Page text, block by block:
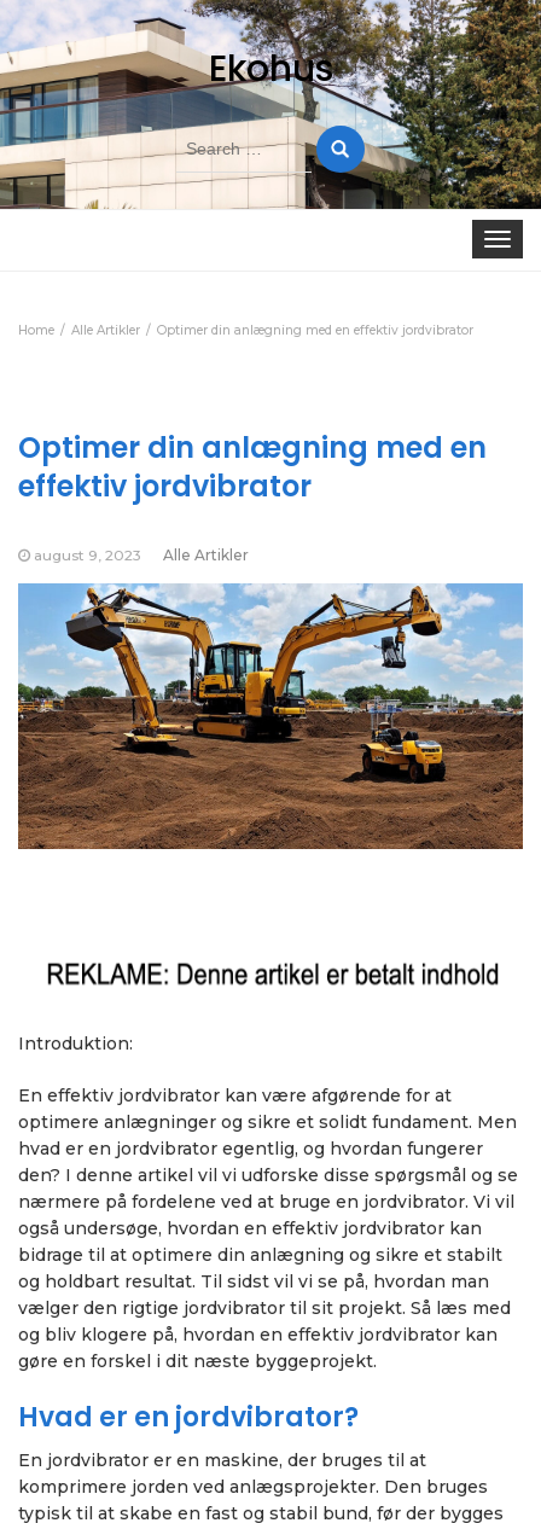
Ekohus
Search
Toggle
Home Alle Artikler Optimer din anlægning med en effektiv jordvibrator
Optimer din anlægning med en
effektiv jordvibrator
august 9, 2023 Alle Artikler
Introduktion:
En effektiv jordvibrator kan være afgørende for at
optimere anlægninger og sikre et solidt fundament. Men
hvad er en jordvibrator egentlig, og hvordan fungerer
den? I denne artikel vil vi udforske disse spørgsmål og se
nærmere på fordelene ved at bruge en jordvibrator. Vi vil
også undersøge, hvordan en effektiv jordvibrator kan
bidrage til at optimere din anlægning og sikre et stabilt
og holdbart resultat. Til sidst vil vi se på, hvordan man
vælger den rigtige jordvibrator til sit projekt. Så læs med
og bliv klogere på, hvordan en effektiv jordvibrator kan
gøre en forskel i dit næste byggeprojekt.
Hvad er en jordvibrator?
En jordvibrator er en maskine, der bruges til at
komprimere jorden ved anlægsprojekter. Den bruges
typisk til at skabe en fast og stabil bund, før der bygges